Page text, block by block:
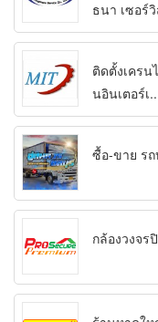
ธนา เซอร์
ติดตั้งเคร
นอินเตอร์เ
ซื้อ-ขาย ร
กล้องวงจร